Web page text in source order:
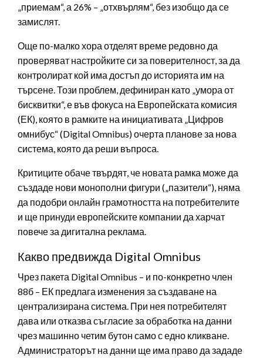
„приемам“, а 26% – „отхвърлям“, без изобщо да се
замислят.
Още по-малко хора отделят време редовно да
проверяват настройките си за поверителност, за да
контролират кой има достъп до историята им на
търсене. Този проблем, дефиниран като „умора от
бисквитки“, е във фокуса на Европейската комисия
(ЕК), която в рамките на инициативата „Цифров
омнибус“ (Digital Omnibus) очерта планове за нова
система, която да реши въпроса.
Критиците обаче твърдят, че новата рамка може да
създаде нови монополни фигури („пазители“), няма
да подобри онлайн грамотността на потребителите
и ще принуди европейските компании да харчат
повече за дигитална реклама.
Какво предвижда Digital Omnibus
Чрез пакета Digital Omnibus – и по-конкретно член
88б – ЕК предлага изменения за създаване на
централизирана система. При нея потребителят
дава или отказва съгласие за обработка на данни
чрез машинно четим бутон само с едно кликване.
Администраторът на данни ще има право да зададе